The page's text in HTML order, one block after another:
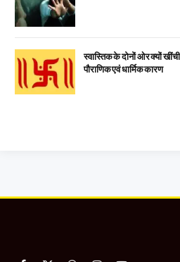
स्वास्तिक के दोनों ओर क्यों
पौराणिक एवं धार्मिक कारण